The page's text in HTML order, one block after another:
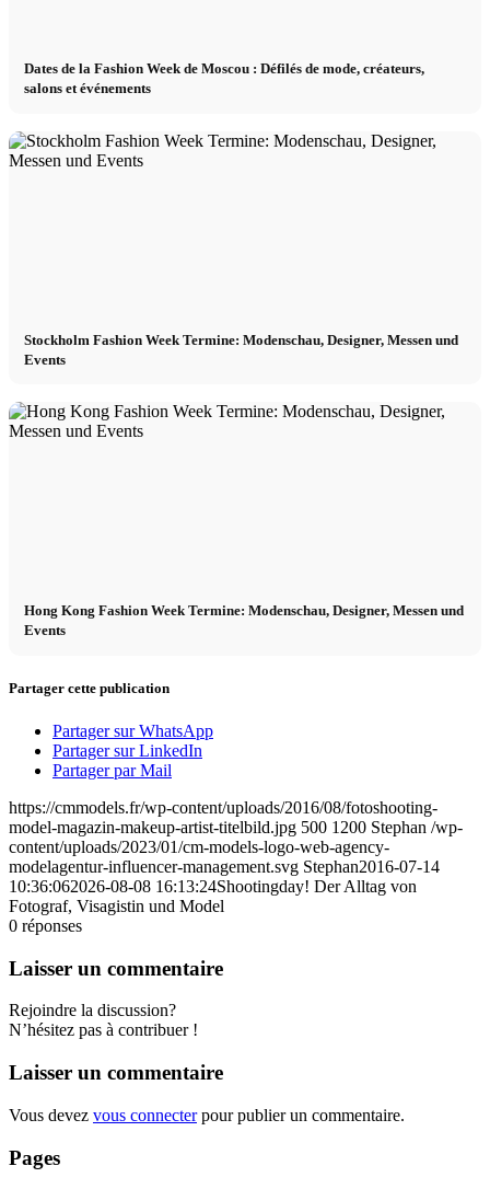
Dates de la Fashion Week de Moscou : Défilés de mode, créateurs,
salons et événements
Stockholm Fashion Week Termine: Modenschau, Designer, Messen und
Events
Hong Kong Fashion Week Termine: Modenschau, Designer, Messen und
Events
Partager cette publication
Partager sur WhatsApp
Partager sur LinkedIn
Partager par Mail
https://cmmodels.fr/wp-content/uploads/2016/08/fotoshooting-
model-magazin-makeup-artist-titelbild.jpg 500 1200 Stephan /wp-
content/uploads/2023/01/cm-models-logo-web-agency-
modelagentur-influencer-management.svg Stephan2016-07-14
10:36:062026-08-08 16:13:24Shootingday! Der Alltag von
Fotograf, Visagistin und Model
0 réponses
Laisser un commentaire
Rejoindre la discussion?
N’hésitez pas à contribuer !
Laisser un commentaire
Vous devez vous connecterpour publier un commentaire.
Pages